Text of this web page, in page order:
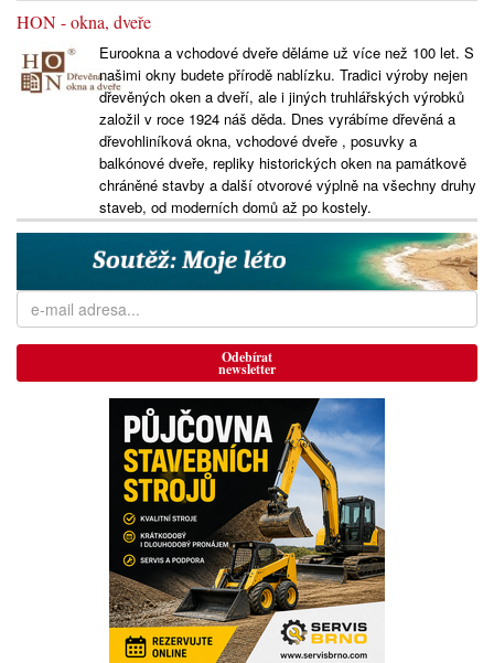
HON - okna, dveře
Eurookna a vchodové dveře děláme už více než 100 let. S
našimi okny budete přírodě nablízku. Tradici výroby nejen
dřevěných oken a dveří, ale i jiných truhlářských výrobků
založil v roce 1924 náš děda. Dnes vyrábíme dřevěná a
dřevohliníková okna, vchodové dveře , posuvky a
balkónové dveře, repliky historických oken na památkově
chráněné stavby a další otvorové výplně na všechny druhy
staveb, od moderních domů až po kostely.
Odebírat
newsletter